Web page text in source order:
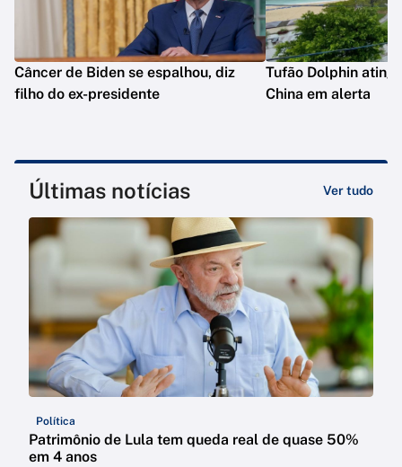
Câncer de Biden se espalhou, diz
filho do ex-presidente
Tufão Dolphin
China em alerta
Últimas notícias Ver tudo
Política
Patrimônio de Lula tem queda real de quase 50%
em 4 anos